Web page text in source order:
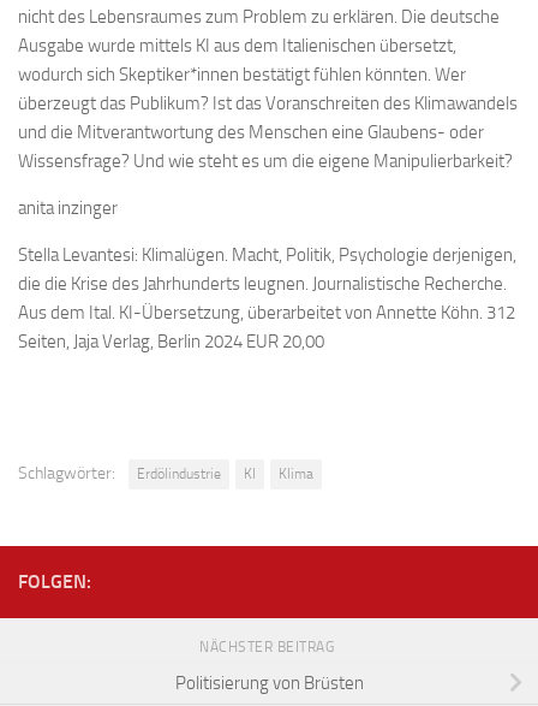
nicht des Lebensraumes zum Problem zu erklären. Die deutsche
Ausgabe wurde mittels KI aus dem Italienischen übersetzt,
wodurch sich Skeptiker*innen bestätigt fühlen könnten. Wer
überzeugt das Publikum? Ist das Voranschreiten des Klimawandels
und die Mitverantwortung des Menschen eine Glaubens- oder
Wissensfrage? Und wie steht es um die eigene Manipulierbarkeit?
anita inzinger
Stella Levantesi: Klimalügen. Macht, Politik, Psychologie derjenigen,
die die Krise des Jahrhunderts leugnen. Journalistische Recherche.
Aus dem Ital. KI-Übersetzung, überarbeitet von Annette Köhn. 312
Seiten, Jaja Verlag, Berlin 2024 EUR 20,00
Schlagwörter: Erdölindustrie KI Klima
FOLGEN:
NÄCHSTER BEITRAG
Politisierung von Brüsten